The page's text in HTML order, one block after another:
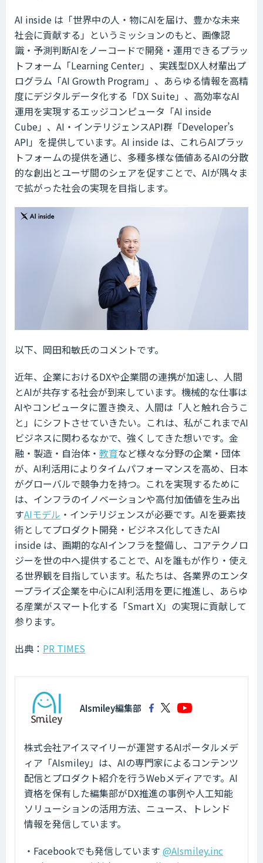
AI inside は「世界中の人・物にAIを届け、豊かな未来
社会に貢献する」というミッションのもと、画像認
識・予測判断AIをノーコードで開発・運用できるプラッ
トフォーム「Learning Center」、実践型DX人材輩出プ
ログラム「AI Growth Program」、あらゆる情報を高精
度にデジタルデータ化する「DX Suite」、高効率なAI
運用を実現するエッジコンピュータ「AI inside
Cube」、AI・インテリジェンスAPI群「Developer’s
API」を提供しています。AI inside は、これらAIプラッ
トフォームの提供を通じ、多種多様な価値あるAIの分散
的な創出とユーザ間のシェアを促すことで、AIが隅々ま
で拡がった社会の実現を目指します。
以下、岡田和敏氏のコメントです。
近年、企業におけるDXや企業間の連携が加速し、人間
とAIが共存する社会が到来しています。機械的な仕事は
AIやコンピュータに置き換え、人間は「人と触れ合うこ
と」にシフトさせていきたい。これは、私がこれまでAI
ビジネスに関わるなかで、強くしてきた想いです。金
融・製造・自治体・ 教育など様々な分野の企業・団体
が、AI利活用によりタイムパフォーマンスを高め、日本
がグローバルで競争力を持つ。これを実現するために
は、インフラのイノベーションや高付加価値を生み出
すAIモデル ・インテリジェンスが必要です。AIを要素技
術としてプロダクト開発・ビジネス化してきたAI
inside は、画期的なAIインフラを整備し、コアテクノロ
ジーを世の中へ提供することで、AIを誰もが作り・使え
る世界観を目指しています。私たちは、各業界のエンタ
ープライズ企業を中心にAI利活用を更に推進し、あらゆ
る産業がスマート化する「Smart X」の実現に貢献して
参ります。
出典： PR TIMES
AIsmiley編集部
株式会社アイスマイリーが運営するAIポータルメデ
ィア「AIsmiley」は、AIの専門家によるコンテンツ
配信とプロダクト紹介を行うWebメディアです。AI
資格を保有した編集部がDX推進の事例や人工知能
ソリューションの活用方法、ニュース、トレンド
情報を発信しています。
・Facebookでも発信しています @AIsmiley.inc